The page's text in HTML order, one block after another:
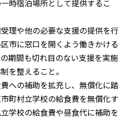
時宿泊場所として提供するこ
理や他の必要な支援の提供を行
市に窓口を開くよう働きかける
期間も切れ目のない支援を実施
を整えること。
への補助を拡充し、無償化に踏
町村立学校の給食費を無償化す
学校の給食費や昼食代に補助を